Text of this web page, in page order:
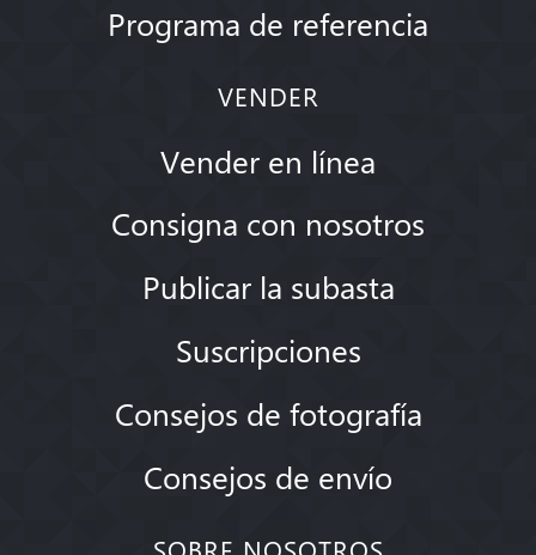
Programa de referencia
VENDER
Vender en línea
Consigna con nosotros
Publicar la subasta
Suscripciones
Consejos de fotografía
Consejos de envío